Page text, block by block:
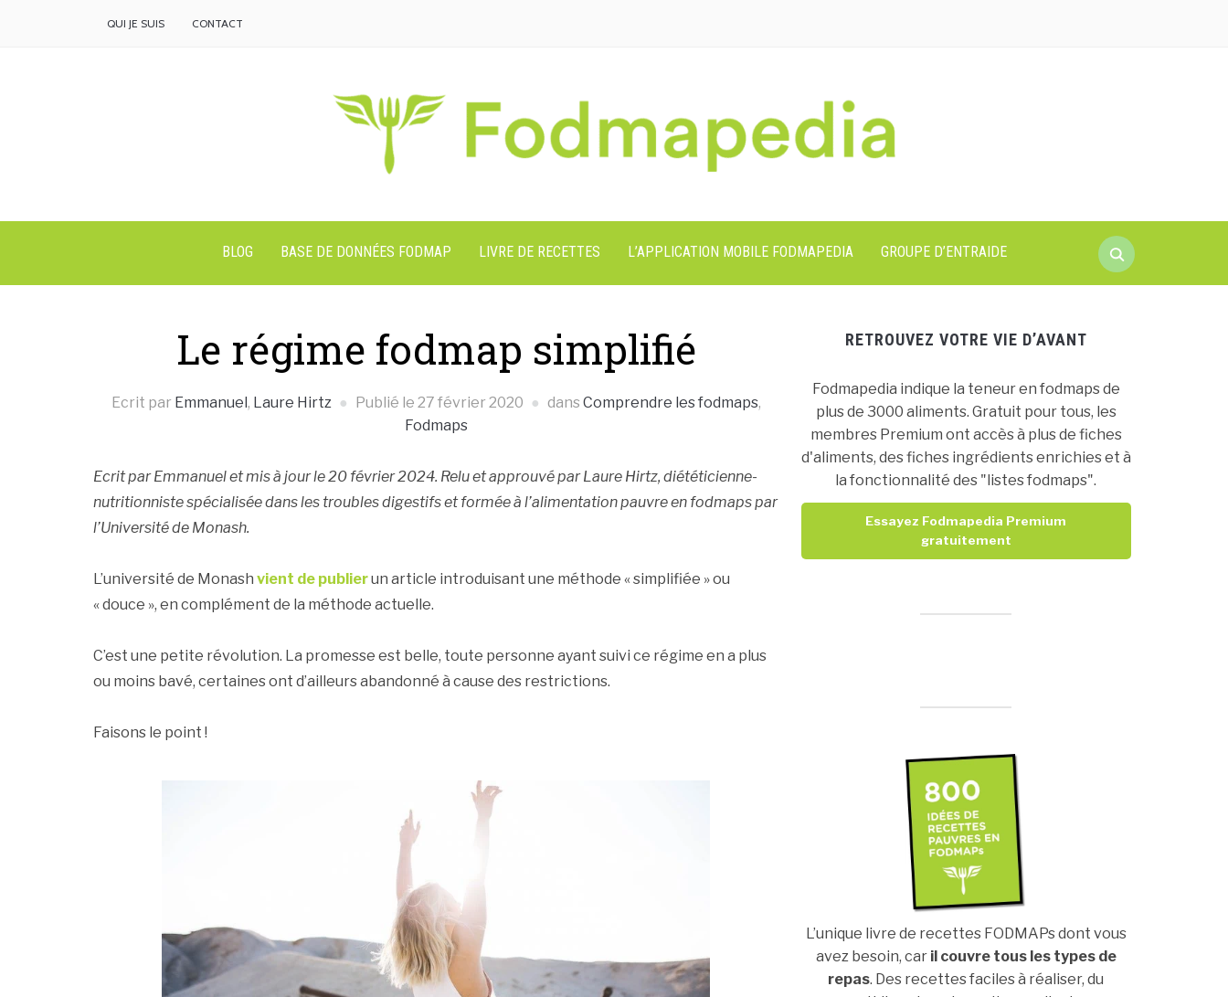
QUI JE SUIS CONTACT
Search
for:
BLOG BASE DE DONNÉES FODMAP LIVRE DE RECETTES L’APPLICATION MOBILE FODMAPEDIA GROUPE D’ENTRAIDE
Le régime fodmap simplifié
Ecrit par Emmanuel, Laure Hirtz Publié le 27 février 2020 dans Comprendre les fodmaps,
Fodmaps
Ecrit par Emmanuel et mis à jour le 20 février 2024. Relu et approuvé par Laure Hirtz, diététicienne-
nutritionniste spécialisée dans les troubles digestifs et formée à l’alimentation pauvre en fodmaps par
l’Université de Monash.
L’université de Monash vient de publierun article introduisant une méthode « simplifiée » ou
« douce », en complément de la méthode actuelle.
C’est une petite révolution. La promesse est belle, toute personne ayant suivi ce régime en a plus
ou moins bavé, certaines ont d’ailleurs abandonné à cause des restrictions.
Faisons le point !
RETROUVEZ VOTRE VIE D’AVANT
Fodmapedia indique la teneur en fodmaps de
plus de 3000 aliments. Gratuit pour tous, les
membres Premium ont accès à plus de fiches
d'aliments, des fiches ingrédients enrichies et à
la fonctionnalité des "listes fodmaps".
Essayez Fodmapedia Premium
gratuitement
L’unique livre de recettes FODMAPs dont vous
avez besoin, car il couvre tous les types de
repas. Des recettes faciles à réaliser, du